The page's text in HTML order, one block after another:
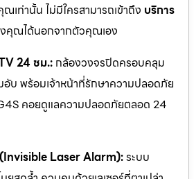
เท่านั้น ไม่มีใครสามารถเข้าถึง บริการ
คุณได้นอกจากตัวคุณเอง
24 ชม.:กล้องวงจรปิดครอบคลุม
บ พร้อมเจ้าหน้าที่รักษาความปลอดภัย
คอยดูแลความปลอดภัยตลอด 24
(Invisible Laser Alarm):ระบบ